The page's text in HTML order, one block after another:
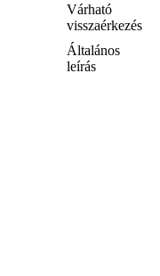
Várható
visszaérkezés
Általános
leírás